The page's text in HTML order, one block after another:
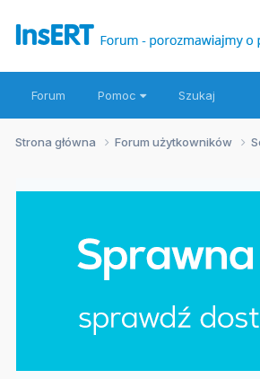
Forum Pomoc Szukaj
Strona główna Forum użytkowników